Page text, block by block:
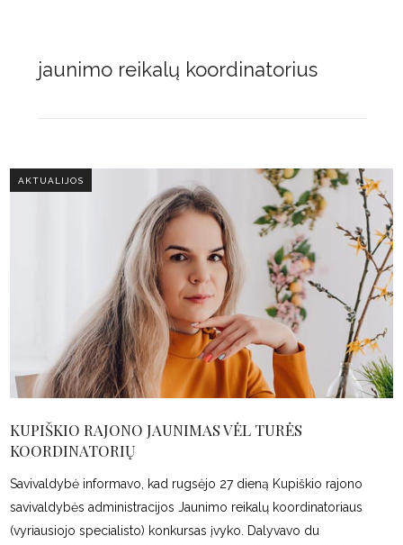
jaunimo reikalų koordinatorius
AKTUALIJOS
KUPIŠKIO RAJONO JAUNIMAS VĖL TURĖS
KOORDINATORIŲ
Savivaldybė informavo, kad rugsėjo 27 dieną Kupiškio rajono
savivaldybės administracijos Jaunimo reikalų koordinatoriaus
(vyriausiojo specialisto) konkursas įvyko. Dalyvavo du